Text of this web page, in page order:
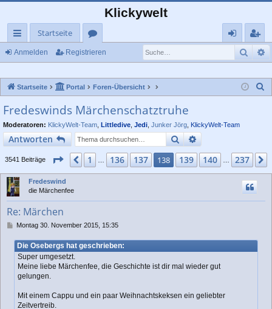
Klickywelt
ch
llz
ug
rif
f
Startseite
or
n
eg
rie
Anmelden Registrieren
Startseite Portal Foren-Übersicht
Fredeswinds Märchenschatztruhe
Moderatoren: KlickyWelt-Team Littledive Jedi Junker Jörg KlickyWelt-Team
Antworten SucheErweiterte Suche
3541 Beiträge Seite138von237
Vorherige
1 136 137 138 139 140 237
Fredeswind
die Märchenfee
Re: Märchen
B
i
t
Montag 30. November 2015, 15:35
Die Osebergs hat geschrieben:
Super umgesetzt.
Meine liebe Märchenfee, die Geschichte ist dir mal wieder gut
gelungen.
Mit einem Cappu und ein paar Weihnachtskeksen ein geliebter
Zeitvertreib.